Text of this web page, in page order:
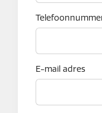
E-mail adres